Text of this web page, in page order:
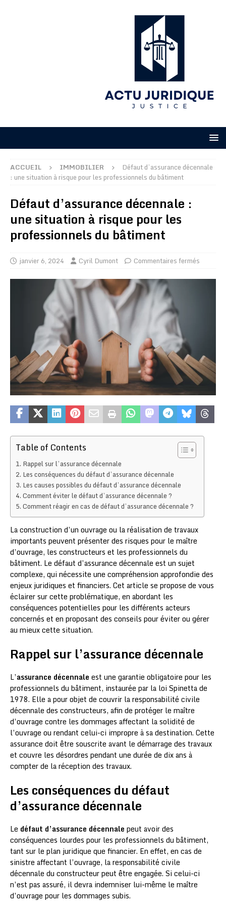
ACCUEIL IMMOBILIER
Défaut d’assurance décennale
: une situation à risque pour les professionnels du bâtiment
Défaut d’assurance décennale :
une situation à risque pour les
professionnels du bâtiment
janvier 6, 2024 Cyril Dumont Commentaires fermés
Table of Contents
Rappel sur l’assurance décennale
Les conséquences du défaut d’assurance décennale
Les causes possibles du défaut d’assurance décennale
Comment éviter le défaut d’assurance décennale ?
Comment réagir en cas de défaut d’assurance décennale ?
La construction d’un ouvrage ou la réalisation de travaux
importants peuvent présenter des risques pour le maître
d’ouvrage, les constructeurs et les professionnels du
bâtiment. Le défaut d’assurance décennale est un sujet
complexe, qui nécessite une compréhension approfondie des
enjeux juridiques et financiers. Cet article se propose de vous
éclairer sur cette problématique, en abordant les
conséquences potentielles pour les différents acteurs
concernés et en proposant des conseils pour éviter ou gérer
au mieux cette situation.
Rappel sur l’assurance décennale
L’assurance décennale est une garantie obligatoire pour les
professionnels du bâtiment, instaurée par la loi Spinetta de
1978. Elle a pour objet de couvrir la responsabilité civile
décennale des constructeurs, afin de protéger le maître
d’ouvrage contre les dommages affectant la solidité de
l’ouvrage ou rendant celui-ci impropre à sa destination. Cette
assurance doit être souscrite avant le démarrage des travaux
et couvre les désordres pendant une durée de dix ans à
compter de la réception des travaux.
Les conséquences du défaut
d’assurance décennale
Le défaut d’assurance décennale peut avoir des
conséquences lourdes pour les professionnels du bâtiment,
tant sur le plan juridique que financier. En effet, en cas de
sinistre affectant l’ouvrage, la responsabilité civile
décennale du constructeur peut être engagée. Si celui-ci
n’est pas assuré, il devra indemniser lui-même le maître
d’ouvrage pour les dommages subis.